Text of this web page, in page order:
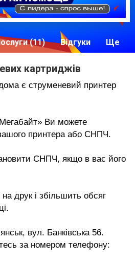
(11) Відгуки Ще
картриджів
є струменевий принтер
Ви можете
принтера або СНПЧ.
СНПЧ, якщо в вас його
друк і збільшить обсяг
вул. Банківська 56.
за номером телефону: